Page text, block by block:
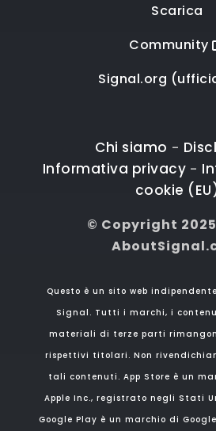
Scarica
Community
Signal.org
Chi siamo -
Informativa privacy -
cookie
© Copyright
Questo è un sito web
Signal. Tutti i marchi, i
materiali di terze parti
rispettivi titolari. Non
tali contenuti. App Store è un
Apple Inc., registrato negli Stati
Google Play è un marchio di Google